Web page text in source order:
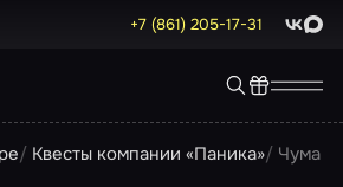
+7 (861) 205-17-31 Max
Квесты компании «Паника» Чума
КВЕСТ ЗАКРЫТ